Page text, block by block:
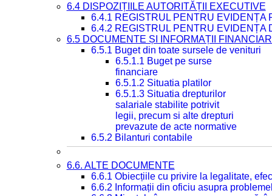
6.4 DISPOZIȚIILE AUTORITĂȚII EXECUTIVE
6.4.1 REGISTRUL PENTRU EVIDENȚA
6.4.2 REGISTRUL PENTRU EVIDENȚA
6.5 DOCUMENTE ȘI INFORMAȚII
6.5.1 Buget din toate sursele de venituri
6.5.1.1 Buget pe surse
financiare
6.5.1.2 Situatia platilor
6.5.1.3 Situatia drepturilor
salariale stabilite potrivit
legii, precum si alte drepturi
prevazute de acte normative
6.5.2 Bilanturi contabile
6.6. ALTE DOCUMENTE
6.6.1 Obiecțiile cu privire la legalitate,
6.6.2 Informații din oficiu asupra